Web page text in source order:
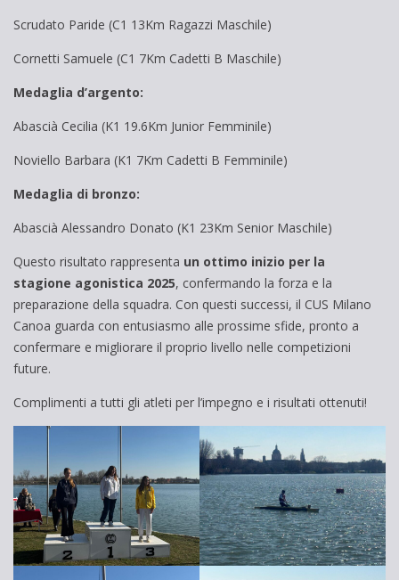
Scrudato Paride (C1 13Km Ragazzi Maschile)
Cornetti Samuele (C1 7Km Cadetti B Maschile)
Medaglia d’argento:
Abascià Cecilia (K1 19.6Km Junior Femminile)
Noviello Barbara (K1 7Km Cadetti B Femminile)
Medaglia di bronzo:
Abascià Alessandro Donato (K1 23Km Senior Maschile)
Questo risultato rappresenta un ottimo inizio per la
stagione agonistica 2025, confermando la forza e la
preparazione della squadra. Con questi successi, il CUS Milano
Canoa guarda con entusiasmo alle prossime sfide, pronto a
confermare e migliorare il proprio livello nelle competizioni
future.
Complimenti a tutti gli atleti per l’impegno e i risultati ottenuti!